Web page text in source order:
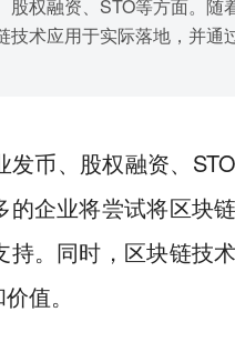
权融资、STO等方面。随
术应用于实际落地，并通
币、股权融资、
企业将尝试将区块
。同时，区块链技
值。